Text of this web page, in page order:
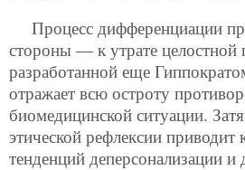
Процесс дифференциации
стороны — к утрате целостной
разработанной еще
отражает всю остроту
биомедицинской ситуации.
этической рефлексии приводит
тенденций деперсонализации и